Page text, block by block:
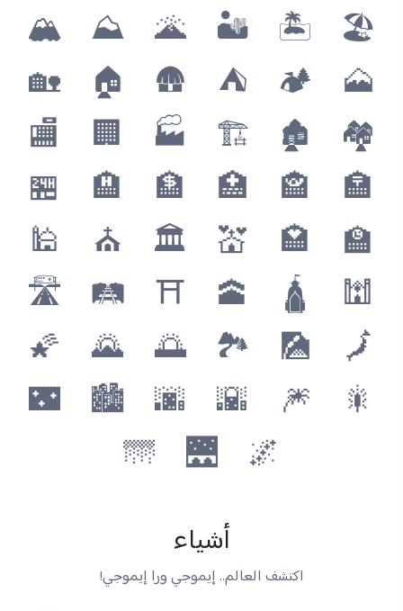
🏖
🏝
🏜
🌋
⛰
🏔
🗻
🏕
⛺️
🛖
🏠
🏡
🏘
🏚
🏗
🏭
🏢
🏬
🏣
🏤
🏥
🏦
🏨
🏪
🏫
🏩
💒
🏛
⛪️
🕌
🕍
🛕
🕋
⛩
🛤
🛣
🗾
🎑
🏞
🌅
🌄
🌠
🎇
🎆
🌇
🌆
🏙
🌃
🌌
🌉
🌁
أشياء
اكتشف العالم.. إيموجي ورا إيموجي!